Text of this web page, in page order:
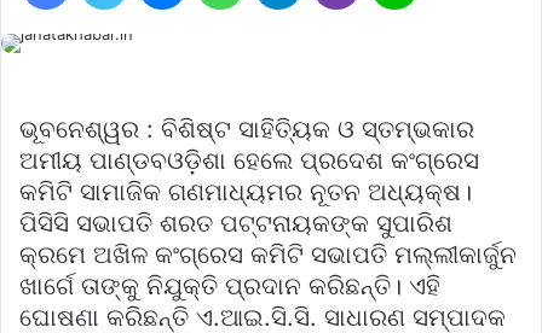
ଭୂବନେଶ୍ୱର : ବିଶିଷ୍ଟ ସାହିତ୍ୟିକ ଓ ସ୍ତମ୍ଭକାର
ଅମୀୟ ପାଣ୍ଡବଓଡ଼ିଶା ହେଲେ ପ୍ରଦେଶ କଂଗ୍ରେସ
କମିଟି ସାମାଜିକ ଗଣମାଧ୍ୟମର ନୂତନ ଅଧ୍ୟକ୍ଷ।
ପିସିସି ସଭାପତି ଶରତ ପଟ୍ଟନାୟକଙ୍କ ସୁପାରିଶ
କ୍ରମେ ଅଖିଳ କଂଗ୍ରେସ କମିଟି ସଭାପତି ମଲ୍ଲୀକାର୍ଜୁନ
ଖାର୍ଗେ ତାଙ୍କୁ ନିଯୁକ୍ତି ପ୍ରଦାନ କରିଛନ୍ତି। ଏହି
ଘୋଷଣା କରିଛନ୍ତି ଏ.ଆଇ.ସି.ସି. ସାଧାରଣ ସମ୍ପାଦକ